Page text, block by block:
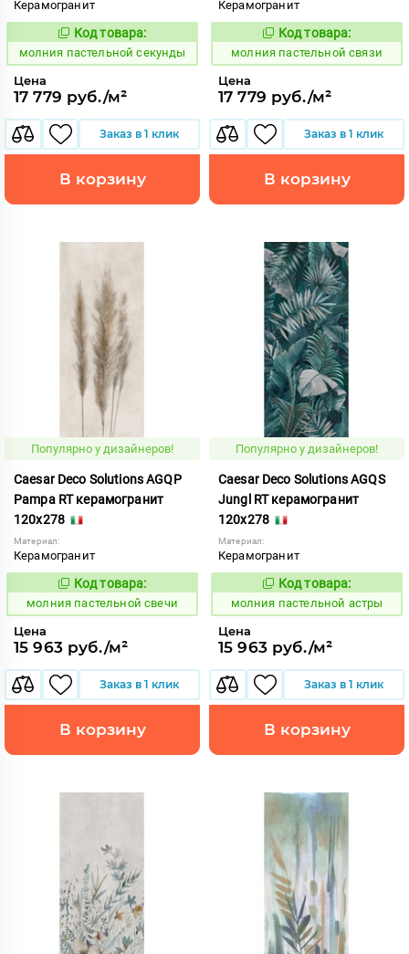
Керамогранит
1008712
Код товара:
молния пастельной секунды
Цена
17 779 руб./м²
Заказ в 1 клик
В корзину
Керамогранит
1008711
Код товара:
молния пастельной связи
Цена
17 779 руб./м²
Заказ в 1 клик
В корзину
Популярно у дизайнеров!
Caesar Deco Solutions AGQP
Pampa RT керамогранит
120x278
Материал:
Керамогранит
1008709
Код товара:
молния пастельной свечи
Цена
15 963 руб./м²
Заказ в 1 клик
В корзину
Популярно у дизайнеров!
Caesar Deco Solutions AGQS
Jungl RT керамогранит
120x278
Материал:
Керамогранит
1008706
Код товара:
молния пастельной астры
Цена
15 963 руб./м²
Заказ в 1 клик
В корзину